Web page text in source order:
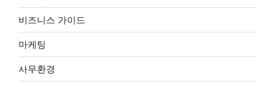
비즈니스 가이드
마케팅
사무환경